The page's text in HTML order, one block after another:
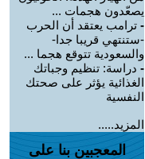
يصعّدون هجمات ...
- ترامب يعتقد أن الحرب
-ستنتهي قريبا جدا-
والسعودية تتوقع هجما ...
- دراسة: تنظيم وجباتك
الغذائية يؤثر على صحتك
النفسية
المزيد.....
المعجبين بنا على